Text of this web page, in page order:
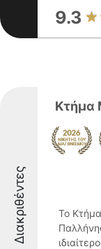
9.3
Διακριθέντες
Κτήμα
Το